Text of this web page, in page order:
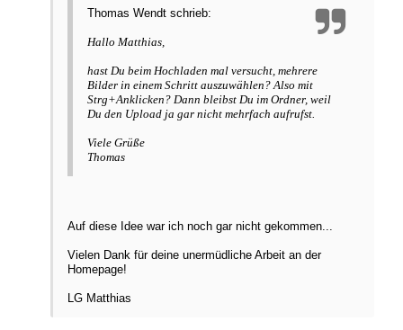
Thomas Wendt schrieb:
Hallo Matthias,
hast Du beim Hochladen mal versucht, mehrere
Bilder in einem Schritt auszuwählen? Also mit
Strg+Anklicken? Dann bleibst Du im Ordner, weil
Du den Upload ja gar nicht mehrfach aufrufst.
Viele Grüße
Thomas
Auf diese Idee war ich noch gar nicht gekommen...
Vielen Dank für deine unermüdliche Arbeit an der
Homepage!
LG Matthias